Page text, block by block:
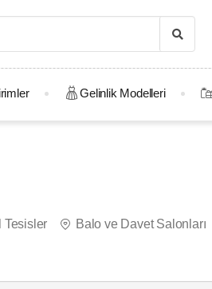
Gelinlik Modelleri
Tesisler Balo ve Davet Salonları